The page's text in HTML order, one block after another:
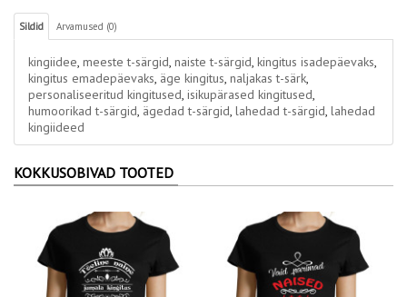
Sildid Arvamused (0)
kingiidee, meeste t-särgid, naiste t-särgid, kingitus isadepäevaks,
kingitus emadepäevaks, äge kingitus, naljakas t-särk,
personaliseeritud kingitused, isikupärased kingitused,
humoorikad t-särgid, ägedad t-särgid, lahedad t-särgid, lahedad
kingiideed
KOKKUSOBIVAD TOOTED